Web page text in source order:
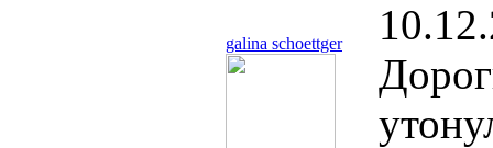
galina schoettger